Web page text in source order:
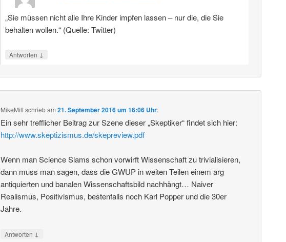
„Sie müssen nicht alle Ihre Kinder impfen lassen – nur die, die Sie
behalten wollen.“ (Quelle: Twitter)
Antworten ↓
MikeMill schriebam21. September 2016 um 16:06 Uhr:
Ein sehr trefflicher Beitrag zur Szene dieser „Skeptiker“ findet sich hier:
http://www.skeptizismus.de/skepreview.pdf
Wenn man Science Slams schon vorwirft Wissenschaft zu trivialisieren,
dann muss man sagen, dass die GWUP in weiten Teilen einem arg
antiquierten und banalen Wissenschaftsbild nachhängt… Naiver
Realismus, Positivismus, bestenfalls noch Karl Popper und die 30er
Jahre.
Antworten ↓